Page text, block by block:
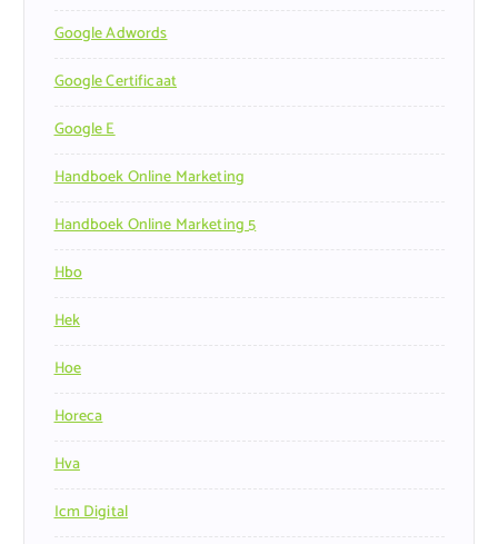
Google Adwords
Google Certificaat
Google E
Handboek Online Marketing
Handboek Online Marketing 5
Hbo
Hek
Hoe
Horeca
Hva
Icm Digital